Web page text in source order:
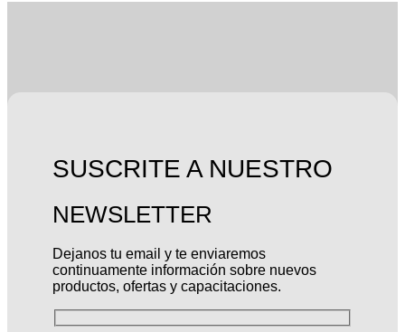
SUSCRITE A NUESTRO
NEWSLETTER
Dejanos tu email y te enviaremos
continuamente información sobre nuevos
productos, ofertas y capacitaciones.